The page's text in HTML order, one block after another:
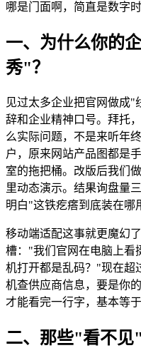
哪是门面啊，简直是数字
一、为什么你的
秀"？
见过太多企业把官网做成"
辞和企业精神口号。拜托
么实际问题，不是来听年
户，原来网站产品图都是
室的拖把桶。改版后我们
里动态演示。结果询盘量
明白"这铁疙瘩到底装在哪
移动端适配这事就更魔幻
槽："我们官网在电脑上看
机打开都是乱码？"现在超
机查供应商信息，要是你
才能看完一行字，基本等
二、那些"看不见